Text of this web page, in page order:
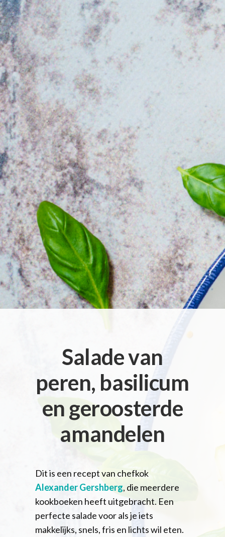
Salade van
peren, basilicum
en geroosterde
amandelen
Dit is een recept van chefkok
Alexander Gershberg, die meerdere
kookboeken heeft uitgebracht. Een
perfecte salade voor als je iets
makkelijks, snels, fris en lichts wil eten.